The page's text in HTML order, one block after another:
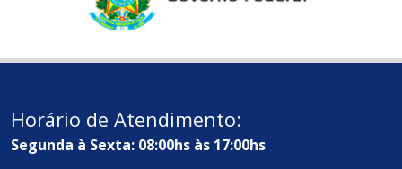
Horário de Atendimento:
Segunda à Sexta: 08:00hs às 17:00hs